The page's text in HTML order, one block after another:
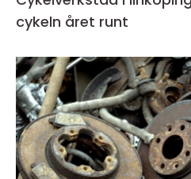
cykeln året runt